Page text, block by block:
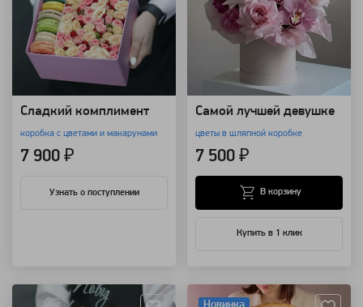
Сладкий комплимент
коробка с цветами и макарунами
7 900 ₽
Узнать о поступлении
Самой лучшей девушке
цветы в шляпной коробке
7 500 ₽
Купить в 1 клик
В корзину